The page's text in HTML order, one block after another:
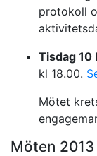
protokoll
Tisdag 10
kl 18.00.
Mötet
Möten 2013